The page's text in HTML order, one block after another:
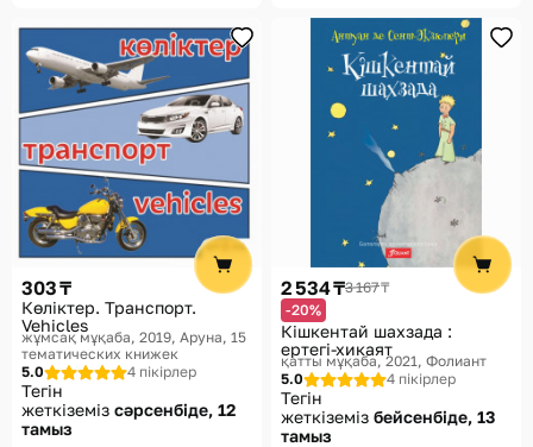
303 ₸
Көліктер. Транспорт.
Vehicles
жұмсақ мұқаба, 2019 Аруна, 15
тематических книжек
5.0
4 пікірлер
Тегін
жеткіземіз сәрсенбіде, 12
тамыз
2 534 ₸3 167 ₸
-20%
Кішкентай шахзада :
ертегі-хикаят
қатты мұқаба, 2021 Фолиант
5.0
4 пікірлер
Тегін
жеткіземіз бейсенбіде, 13
тамыз